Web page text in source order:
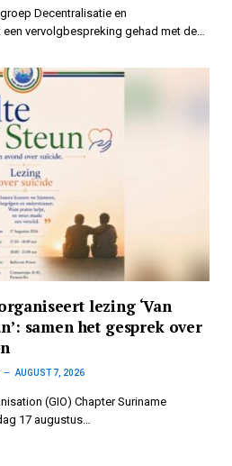
Decentralisatie en
vervolgbespreking gehad met de…
lezing ‘Van
samen het gesprek over
AUGUST 7, 2026
(GIO) Chapter Suriname
17 augustus…